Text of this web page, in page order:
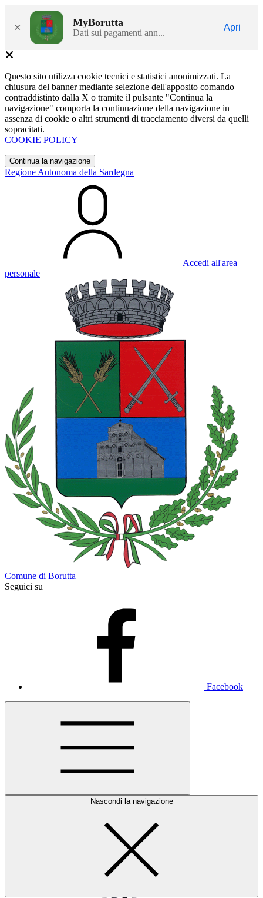
× MyBorutta
Dati sui pagamenti ann...
Apri
Questo sito utilizza cookie tecnici e statistici anonimizzati. La
chiusura del banner mediante selezione dell'apposito comando
contraddistinto dalla X o tramite il pulsante "Continua la
navigazione" comporta la continuazione della navigazione in
assenza di cookie o altri strumenti di tracciamento diversi da quelli
sopracitati.
COOKIE POLICY
Continua la navigazione
Regione Autonoma della Sardegna
Accedi all'area
personale
Comune di Borutta
Seguici su
Facebook
Nascondi la navigazione